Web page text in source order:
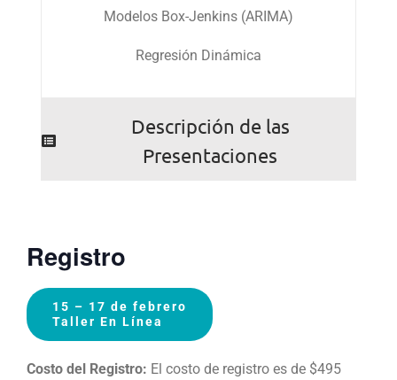
Modelos Box-Jenkins (ARIMA)
Regresión Dinámica
Descripción de las
Presentaciones
Registro
15 – 17 de febrero
Taller En Línea
Costo del Registro: El costo de registro es de $495